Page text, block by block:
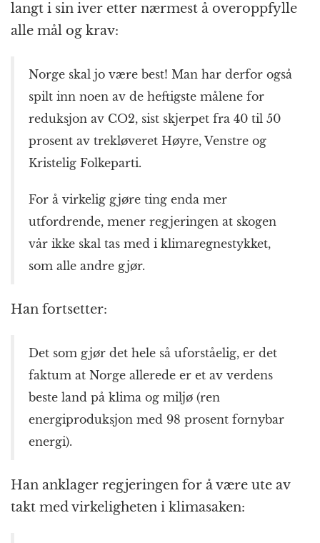
langt i sin iver etter nærmest å overoppfylle
alle mål og krav:
Norge skal jo være best! Man har derfor også
spilt inn noen av de heftigste målene for
reduksjon av CO2, sist skjerpet fra 40 til 50
prosent av trekløveret Høyre, Venstre og
Kristelig Folkeparti.
For å virkelig gjøre ting enda mer
utfordrende, mener regjeringen at skogen
vår ikke skal tas med i klimaregnestykket,
som alle andre gjør.
Han fortsetter:
Det som gjør det hele så uforståelig, er det
faktum at Norge allerede er et av verdens
beste land på klima og miljø (ren
energiproduksjon med 98 prosent fornybar
energi).
Han anklager regjeringen for å være ute av
takt med virkeligheten i klimasaken: